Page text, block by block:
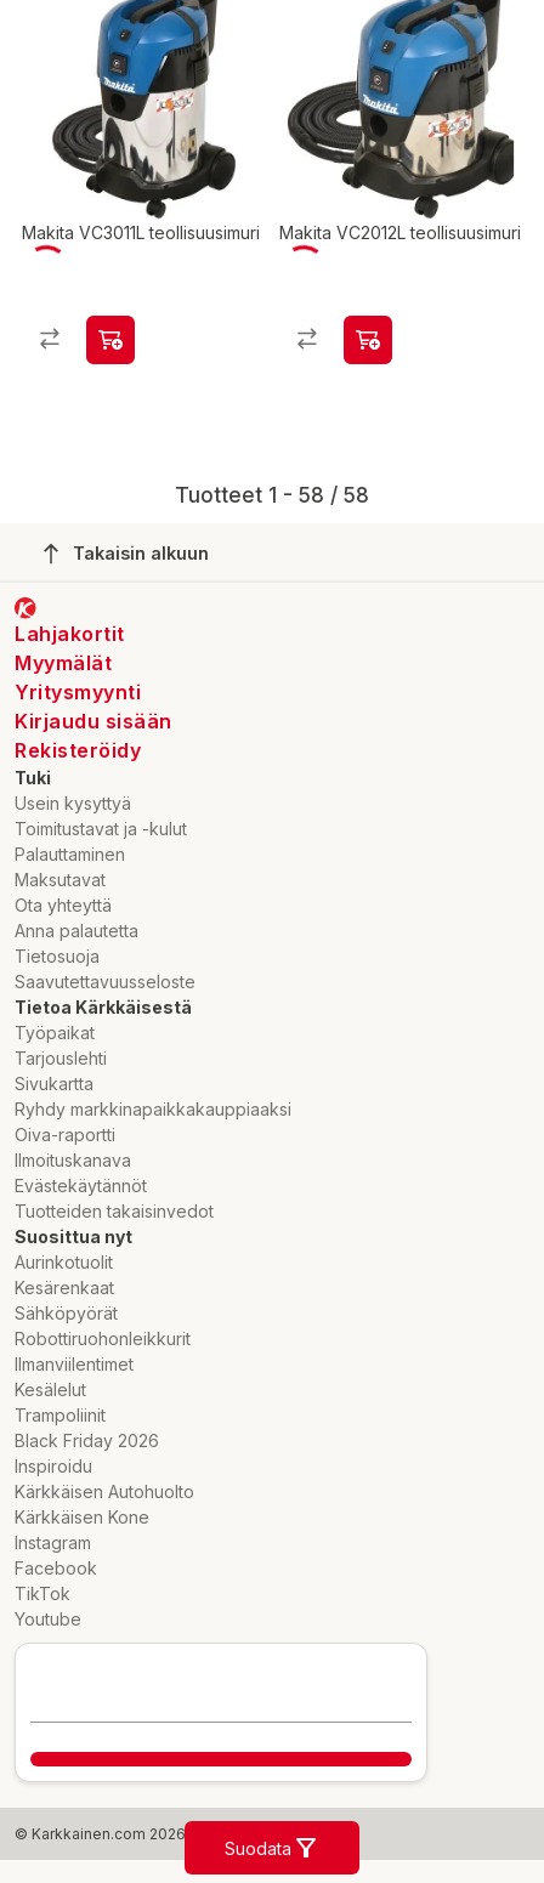
Suodata
Makita VC3011L teollisuusimuri Makita VC2012L teollisuusimuri
Tuotteet 1 - 58 / 58
Takaisin alkuun
Lahjakortit
Myymälät
Yritysmyynti
Kirjaudu sisään
Rekisteröidy
Tuki
Usein kysyttyä
Toimitustavat ja -kulut
Palauttaminen
Maksutavat
Ota yhteyttä
Anna palautetta
Tietosuoja
Saavutettavuusseloste
Tietoa Kärkkäisestä
Työpaikat
Tarjouslehti
Sivukartta
Ryhdy markkinapaikkakauppiaaksi
Oiva-raportti
Ilmoituskanava
Evästekäytännöt
Tuotteiden takaisinvedot
Suosittua nyt
Aurinkotuolit
Kesärenkaat
Sähköpyörät
Robottiruohonleikkurit
Ilmanviilentimet
Kesälelut
Trampoliinit
Black Friday 2026
Inspiroidu
Kärkkäisen Autohuolto
Kärkkäisen Kone
Instagram
Facebook
TikTok
Youtube
© Karkkainen.com 2026